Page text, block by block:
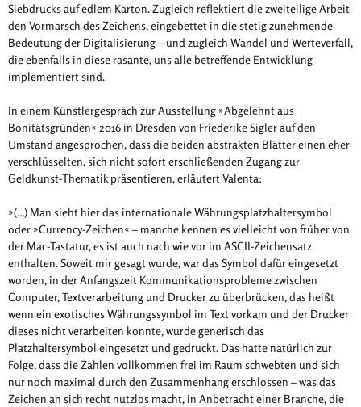
Siebdrucks auf edlem Karton. Zugleich reflektiert die zweiteilige Arbeit
den Vormarsch des Zeichens, eingebettet in die stetig zunehmende
Bedeutung der Digitalisierung – und zugleich Wandel und Werteverfall,
die ebenfalls in diese rasante, uns alle betreffende Entwicklung
implementiert sind.
In einem Künstlergespräch zur Ausstellung »Abgelehnt aus
Bonitätsgründen« 2016 in Dresden von Friederike Sigler auf den
Umstand angesprochen, dass die beiden abstrakten Blätter einen eher
verschlüsselten, sich nicht sofort erschließenden Zugang zur
Geldkunst-Thematik präsentieren, erläutert Valenta:
»(…) Man sieht hier das internationale Währungsplatzhaltersymbol
oder »Currency-Zeichen« – manche kennen es vielleicht von früher von
der Mac-Tastatur, es ist auch nach wie vor im ASCII-Zeichensatz
enthalten. Soweit mir gesagt wurde, war das Symbol dafür eingesetzt
worden, in der Anfangszeit Kommunikationsprobleme zwischen
Computer, Textverarbeitung und Drucker zu überbrücken, das heißt
wenn ein exotisches Währungssymbol im Text vorkam und der Drucker
dieses nicht verarbeiten konnte, wurde generisch das
Platzhaltersymbol eingesetzt und gedruckt. Das hatte natürlich zur
Folge, dass die Zahlen vollkommen frei im Raum schwebten und sich
nur noch maximal durch den Zusammenhang erschlossen – was das
Zeichen an sich recht nutzlos macht, in Anbetracht einer Branche, die